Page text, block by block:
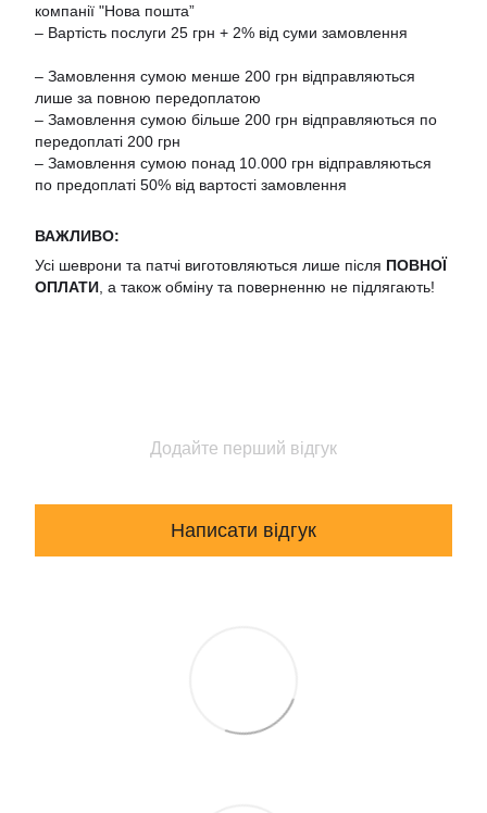
компанії "Нова пошта”
– Вартість послуги 25 грн + 2% від суми замовлення
– Замовлення сумою менше 200 грн відправляються
лише за повною передоплатою
– Замовлення сумою більше 200 грн відправляються по
передоплаті 200 грн
– Замовлення сумою понад 10.000 грн відправляються
по предоплаті 50% від вартості замовлення
ВАЖЛИВО:
Усі шеврони та патчі виготовляються лише після ПОВНОЇ
ОПЛАТИ, а також обміну та поверненню не підлягають!
Додайте перший відгук
Написати відгук